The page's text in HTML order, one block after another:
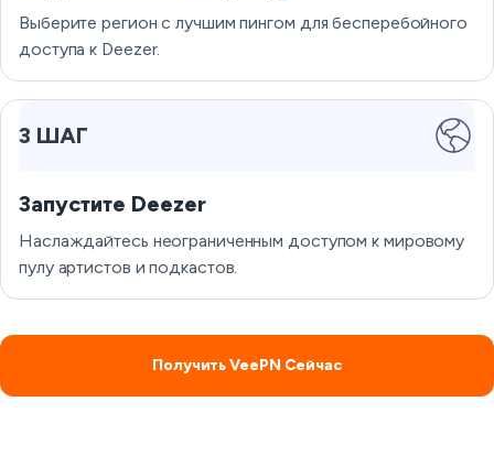
Выберите регион с лучшим пингом для бесперебойного
доступа к Deezer.
3 ШАГ
Запустите Deezer
Наслаждайтесь неограниченным доступом к мировому
пулу артистов и подкастов.
Получить VeePN Сейчас